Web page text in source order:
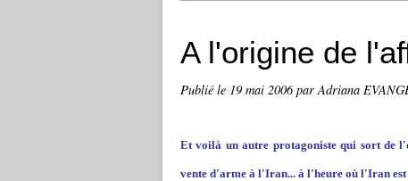
A l'origine de
Publié le 19 mai 2006par Adriana
Et voilà un autre protagoniste qui sort de
vente d'arme à l'Iran... à l'heure où l'Iran est